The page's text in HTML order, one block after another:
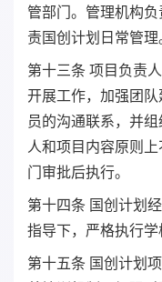
管部门。管理机构
责国创计划日常管理
第十三条 项目负责
开展工作，加强团
员的沟通联系，并
人和项目内容原则
门审批后执行。
第十四条 国创计划
指导下，严格执行学
第十五条 国创计划